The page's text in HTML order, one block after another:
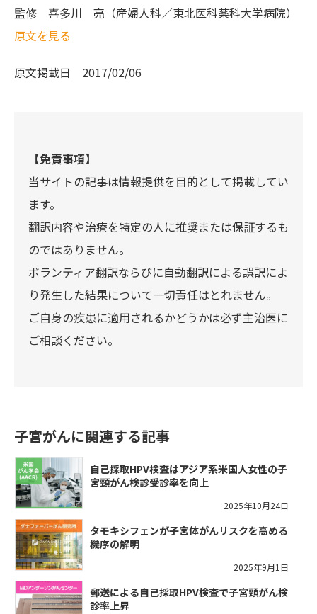
監修 喜多川 亮（産婦人科／東北医科薬科大学病院）
原文を見る
原文掲載日 2017/02/06
【免責事項】
当サイトの記事は情報提供を目的として掲載してい
ます。
翻訳内容や治療を特定の人に推奨または保証するも
のではありません。
ボランティア翻訳ならびに自動翻訳による誤訳によ
り発生した結果について一切責任はとれません。
ご自身の疾患に適用されるかどうかは必ず主治医に
ご相談ください。
子宮がんに関連する記事
自己採取HPV検査はアジア系米国人女性の子
宮頸がん検診受診率を向上
2025年10月24日
タモキシフェンが子宮体がんリスクを高める
機序の解明
2025年9月1日
郵送による自己採取HPV検査で子宮頸がん検
診率上昇